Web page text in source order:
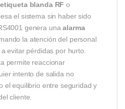
etiqueta blanda RF o
el sistema sin haber sido
genera unaalarma
la atención del personal
evitar pérdidas por hurto.
permite reaccionar
intento de salida no
el equilibrio entre seguridad y
cliente.